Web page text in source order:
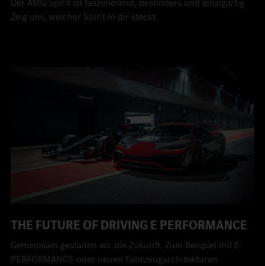
Der AMG Spirit ist faszinierend, besonders und einzigartig.
Zeig uns, welcher Spirit in dir steckt.
THE FUTURE OF DRIVING E PERFORMANCE
Gemeinsam gestalten wir die Zukunft. Zum Beispiel mit E
PERFORMANCE oder neuen Fahrzeugarchitekturen.